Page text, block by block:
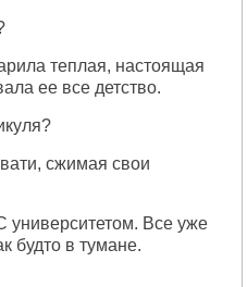
теплая, настоящая
ее все детство.
сжимая свои
университетом. Все уже
будто в тумане.